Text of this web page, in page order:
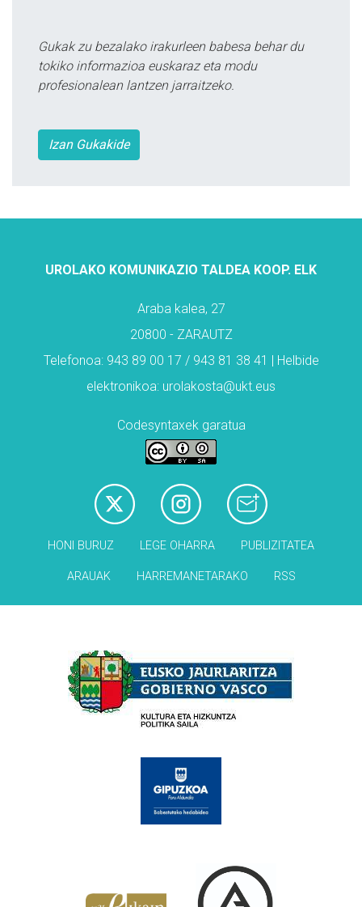
Gukak zu bezalako irakurleen babesa behar du
tokiko informazioa euskaraz eta modu
profesionalean lantzen jarraitzeko.
Izan Gukakide
UROLAKO KOMUNIKAZIO TALDEA KOOP. ELK
Araba kalea, 27
20800 - ZARAUTZ
Telefonoa: 943 89 00 17 / 943 81 38 41 | Helbide
elektronikoa: urolakosta@ukt.eus
Codesyntaxek garatua
HONI BURUZ LEGE OHARRA PUBLIZITATEA
ARAUAK HARREMANETARAKO RSS